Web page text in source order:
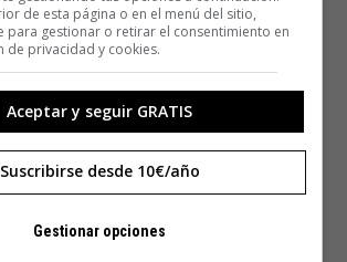
de esta página o en el menú del sitio,
para gestionar o retirar el consentimiento en
de privacidad y cookies.
Aceptar y seguir GRATIS
Suscribirse desde 10€/año
Gestionar opciones